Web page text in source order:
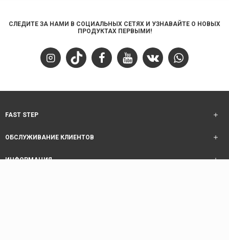
СЛЕДИТЕ ЗА НАМИ В СОЦИАЛЬНЫХ СЕТЯХ И УЗНАВАЙТЕ О НОВЫХ
ПРОДУКТАХ ПЕРВЫМИ!
FAST STEP
ОБСЛУЖИВАНИЕ КЛИЕНТОВ
ИНФОРМАЦИЯ